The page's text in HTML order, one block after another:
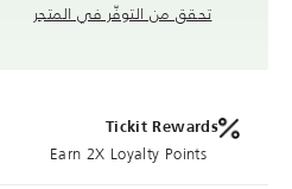
تحقق من التوفّر في المتجر
Tickit Rewards
Earn 2X Loyalty Points